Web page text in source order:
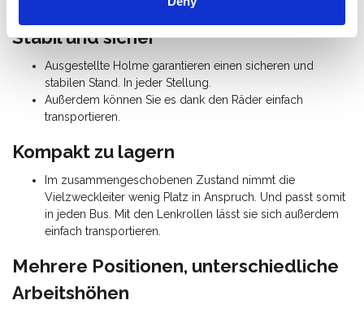
Stabil und sicher
Ausgestellte Holme garantieren einen sicheren und
stabilen Stand. In jeder Stellung.
Außerdem können Sie es dank den Räder einfach
transportieren.
Kompakt zu lagern
Im zusammengeschobenen Zustand nimmt die
Vielzweckleiter wenig Platz in Anspruch. Und passt somit
in jeden Bus. Mit den Lenkrollen lässt sie sich außerdem
einfach transportieren.
Mehrere Positionen, unterschiedliche
Arbeitshöhen